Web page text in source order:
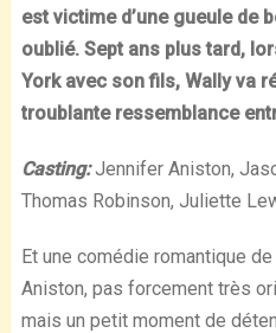
est victime d’une gueule de
oublié. Sept ans plus tard,
York avec son fils, Wally va
troublante ressemblance
Casting:Jennifer Aniston,
Thomas Robinson, Juliette
Et une comédie romantique
Aniston, pas forcement très
mais un petit moment de